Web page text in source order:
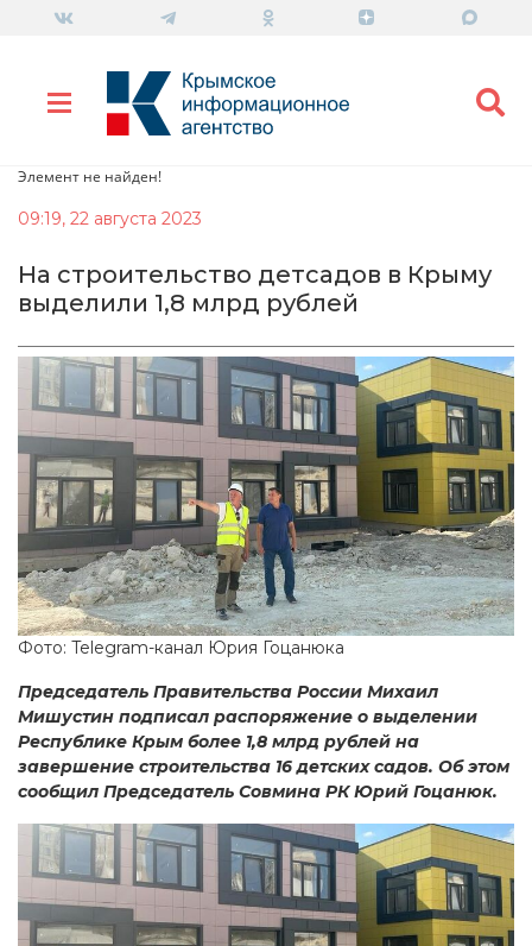
Элемент не найден!
09:19, 22 августа 2023
На строительство детсадов в Крыму
выделили 1,8 млрд рублей
Фото: Telegram-канал Юрия Гоцанюка
Председатель Правительства России Михаил
Мишустин подписал распоряжение о выделении
Республике Крым более 1,8 млрд рублей на
завершение строительства 16 детских садов. Об этом
сообщил Председатель Совмина РК Юрий Гоцанюк.